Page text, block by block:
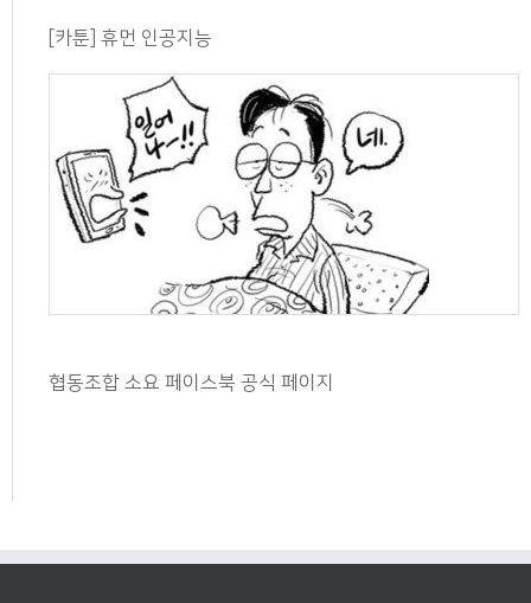
[카툰] 휴먼 인공지능
협동조합 소요 페이스북 공식 페이지